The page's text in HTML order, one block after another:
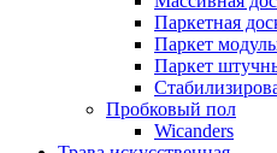
Паркетная
Паркет
Паркет
Пробковый пол
Wicanders